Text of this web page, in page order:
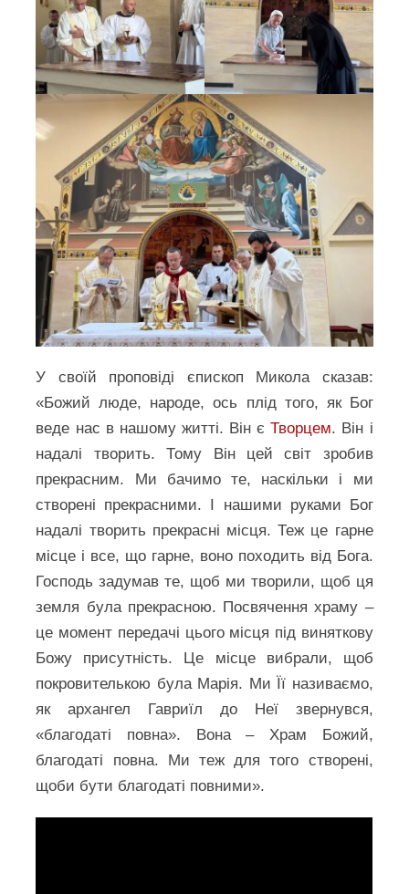
У своїй проповіді єпископ Микола сказав:
«Божий люде, народе, ось плід того, як Бог
веде нас в нашому житті. Він єТворцем. Він і
надалі творить. Тому Він цей світ зробив
прекрасним. Ми бачимо те, наскільки і ми
створені прекрасними. І нашими руками Бог
надалі творить прекрасні місця. Теж це гарне
місце і все, що гарне, воно походить від Бога.
Господь задумав те, щоб ми творили, щоб ця
земля була прекрасною. Посвячення храму –
це момент передачі цього місця під виняткову
Божу присутність. Це місце вибрали, щоб
покровителькою була Марія. Ми Її називаємо,
як архангел Гавриїл до Неї звернувся,
«благодаті повна». Вона – Храм Божий,
благодаті повна. Ми теж для того створені,
щоби бути благодаті повними».